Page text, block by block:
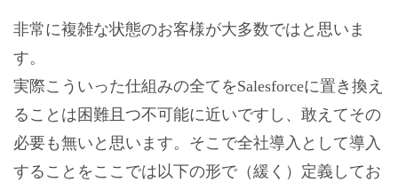
非常に複雑な状態のお客様が大多数ではと思いま
す。
実際こういった仕組みの全てをSalesforceに置き換え
ることは困難且つ不可能に近いですし、敢えてその
必要も無いと思います。そこで全社導入として導入
することをここでは以下の形で（緩く）定義してお